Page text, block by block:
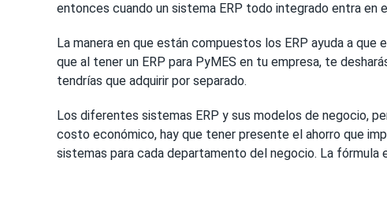
entonces cuando un sistema ERP todo integrado entra en
La manera en que están compuestos los ERP ayuda a
que al tener un ERP para PyMES en tu empresa, te
tendrías que adquirir por separado.
Los diferentes sistemas ERP y sus modelos de negocio,
costo económico, hay que tener presente el ahorro que
sistemas para cada departamento del negocio. La